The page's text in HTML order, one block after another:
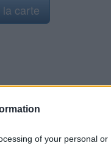
of your personal or
carte